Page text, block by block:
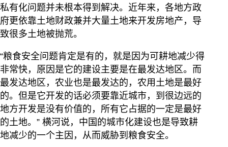
私有化问题并未根本得到解决。近年来，各地方政
府更依靠土地财政兼并大量土地来开发房地产，导
致很多土地被抛荒。
“粮食安全问题肯定是有的，就是因为可耕地减少得
非常快，原因是它的建设主要是在最发达地区。而
最发达地区，农业也是最发达的，农用土地是最好
的。但是它开发的话必须要靠近城市，到很边远的
地方开发是没有价值的，所有它占据的一定是最好
的土地。” 横河说，中国的城市化建设也是导致耕
地减少的一个主因，从而威胁到粮食安全。